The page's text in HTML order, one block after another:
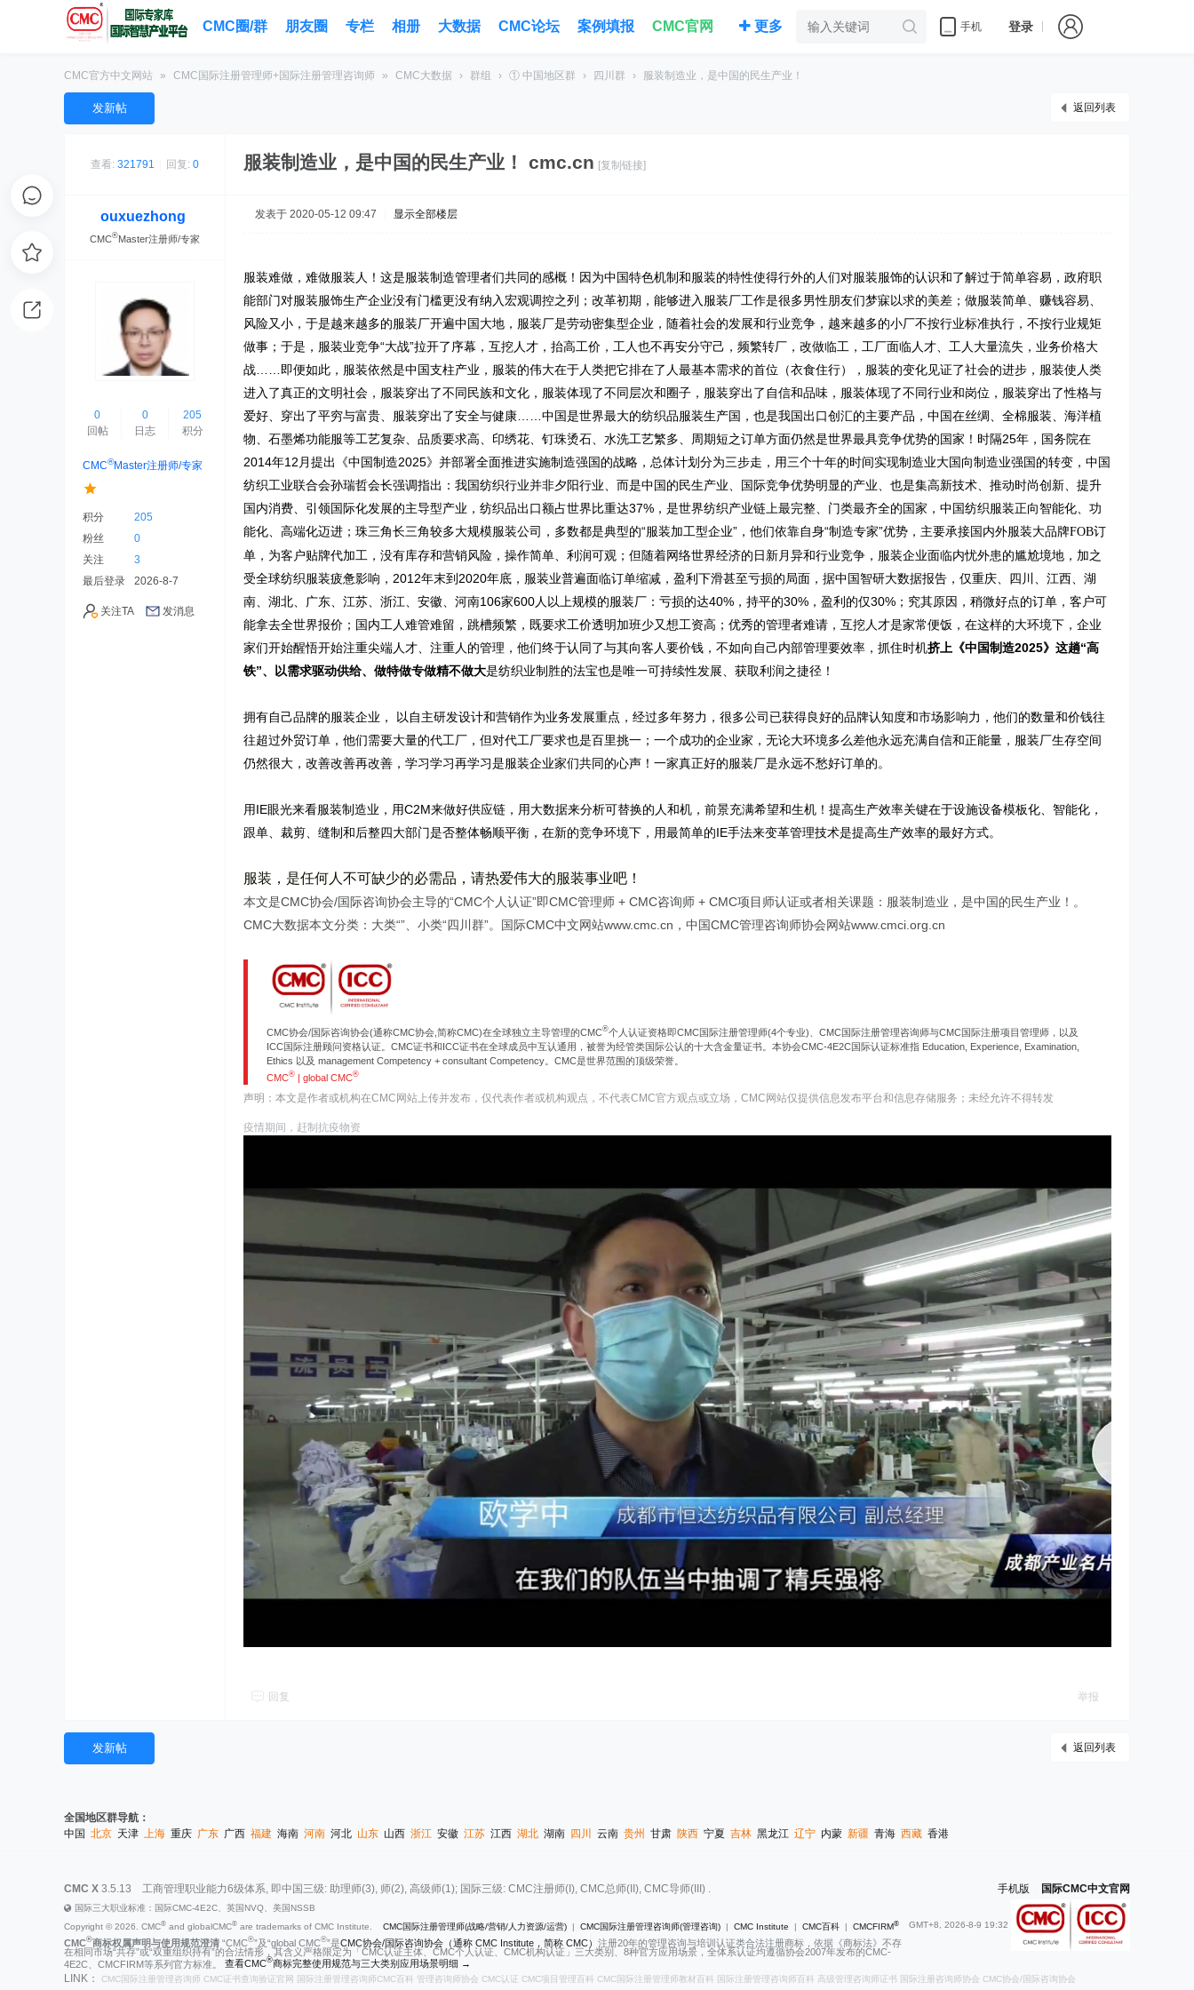
CMC圈/群 朋友圈 专栏 相册 大数据 CMC论坛 案例填报 CMC官网 更多 手机 登录
CMC官方中文网站 » CMC国际注册管理师+国际注册管理咨询师 » CMC大数据 › 群组 › ① 中国地区群 › 四川群 › 服装制造业，是中国的民生产业！
返回列表
发新帖
查看: 321791 回复: 0 服装制造业，是中国的民生产业！ cmc.cn [复制链接]
ouxuezhong
CMC®Master注册师/专家
0
回帖
0
日志
205
积分
CMC®Master注册师/专家
积分
205
粉丝
0
关注
3
最后登录
2026-8-7
关注TA 发消息
发表于 2020-05-12 09:47 显示全部楼层
服装难做，难做服装人！这是服装制造管理者们共同的感概！因为中国特色机制和服装的特性使得行外的人们对服装服饰的认识和了解过于简单容易，政府职
能部门对服装服饰生产企业没有门槛更没有纳入宏观调控之列；改革初期，能够进入服装厂工作是很多男性朋友们梦寐以求的美差；做服装简单、赚钱容易、
风险又小，于是越来越多的服装厂开遍中国大地，服装厂是劳动密集型企业，随着社会的发展和行业竞争，越来越多的小厂不按行业标准执行，不按行业规矩
做事；于是，服装业竞争“大战”拉开了序幕，互挖人才，抬高工价，工人也不再安分守己，频繁转厂，改做临工，工厂面临人才、工人大量流失，业务价格大
战……即便如此，服装依然是中国支柱产业， 服装的伟大在于人类把它排在了人最基本需求的首位（衣食住行），服装的变化见证了社会的进步，服装使人类
进入了真正的文明社会，服装穿出了不同民族和文化，服装体现了不同层次和圈子，服装穿出了自信和品味，服装体现了不同行业和岗位，服装穿出了性格与
爱好、穿出了平穷与富贵、服装穿出了安全与健康……中国是世界最大的纺织品服装生产国，也是我国出口创汇的主要产品，中国在丝绸、全棉服装、海洋植
物、石墨烯功能服等工艺复杂、品质要求高、印绣花、钉珠烫石、水洗工艺繁多、周期短之订单方面仍然是世界最具竞争优势的国家！时隔25年，国务院在
2014年12 月提出《中国制造2025》并部署全面推进实施制造强国的战略，总体计划分为三步走，用三个十年的时间实现制造业大国向制造业强国的转变，中国
纺织工业联合会孙瑞哲会长强调指出：我国纺织行业并非夕阳行业、而是中国的民生产业、国际竞争优势明显的产业、也是集高新技术、推动时尚创新、提升
国内消费、引领国际化发展的主导型产业，纺织品出口额占世界比重达37% ，是世界纺织产业链上最完整、门类最齐全的国家，中国纺织服装正向智能化、功
能化、高端化迈进；珠三角长三角较多大规模服装公司，多数都是典型的“服装加工型企业”，他们依靠自身“制造专家”优势，主要承接国内外服装大品牌FOB订
单，为客户贴牌代加工，没有库存和营销风险，操作简单、利润可观；但随着网络世界经济的日新月异和行业竞争，服装企业面临内忧外患的尴尬境地，加之
受全球纺织服装疲惫影响， 2012年末到 2020年底，服装业普遍面临订单缩减，盈利下滑甚至亏损的局面，据中国智研大数据报告，仅重庆、四川、江西、湖
南、湖北、广东、江苏、浙江、安徽、河南106家600人以上规模的服装厂：亏损的达40% ，持平的30% ，盈利的仅30% ；究其原因，稍微好点的订单，客户可
能拿去全世界报价；国内工人难管难留，跳槽频繁，既要求工价透明加班少又想工资高；优秀的管理者难请，互挖人才是家常便饭，在这样的大环境下，企业
家们开始醒悟开始注重尖端人才、注重人的管理，他们终于认同了与其向客人要价钱，不如向自己内部管理要效率，抓住时机挤上《中国制造2025》这趟“高
铁”、以需求驱动供给、做特做专做精不做大是纺织业制胜的法宝也是唯一可持续性发展、获取利润之捷径！
拥有自己品牌的服装企业， 以自主研发设计和营销作为业务发展重点，经过多年努力，很多公司已获得良好的品牌认知度和市场影响力，他们的数量和价钱往
往超过外贸订单，他们需要大量的代工厂，但对代工厂要求也是百里挑一；一个成功的企业家，无论大环境多么差他永远充满自信和正能量，服装厂生存空间
仍然很大，改善改善再改善，学习学习再学习是服装企业家们共同的心声！一家真正好的服装厂是永远不愁好订单的。
用IE眼光来看服装制造业，用C2M来做好供应链，用大数据来分析可替换的人和机，前景充满希望和生机！提高生产效率关键在于设施设备模板化、智能化，
跟单、裁剪、缝制和后整四大部门是否整体畅顺平衡，在新的竞争环境下，用最简单的IE手法来变革管理技术是提高生产效率的最好方式。
服装，是任何人不可缺少的必需品，请热爱伟大的服装事业吧！
本文是CMC协会/国际咨询协会主导的“CMC个人认证”即CMC管理师 + CMC咨询师 + CMC项目师认证或者相关课题：服装制造业，是中国的民生产业！。
CMC大数据本文分类：大类“”、小类“四川群”。国际CMC中文网站www.cmc.cn，中国CMC管理咨询师协会网站www.cmci.org.cn
CMC协会/国际咨询协会(通称CMC协会,简称CMC)在全球独立主导管理的CMC®个人认证资格即CMC国际注册管理师(4个专业)、CMC国际注册管理咨询师与CMC国际注册项目管理师，以及
ICC国际注册顾问资格认证。CMC证书和ICC证书在全球成员中互认通用，被誉为经管类国际公认的十大含金量证书。本协会CMC-4E2C国际认证标准指 Education, Experience, Examination,
Ethics 以及 management Competency + consultant Competency。CMC是世界范围的顶级荣誉。
CMC® | global CMC®
声明：本文是作者或机构在CMC网站上传并发布，仅代表作者或机构观点，不代表CMC官方观点或立场，CMC网站仅提供信息发布平台和信息存储服务；未经允许不得转发
疫情期间，赶制抗疫物资
回复 举报
返回列表
发新帖
全国地区群导航：
中国 北京 天津 上海 重庆 广东 广西 福建 海南 河南 河北 山东 山西 浙江 安徽 江苏 江西 湖北 湖南 四川 云南 贵州 甘肃 陕西 宁夏 吉林 黑龙江 辽宁 内蒙 新疆 青海 西藏 香港
手机版 国际CMC中文官网
GMT+8, 2026-8-9 19:32
CMC X 3.5.13 工商管理职业能力6级体系, 即中国三级: 助理师(3), 师(2), 高级师(1); 国际三级: CMC注册师(I), CMC总师(II), CMC导师(III) .
国际三大职业标准：国际CMC-4E2C、英国NVQ、美国NSSB
Copyright © 2026. CMC® and globalCMC® are trademarks of CMC Institute. CMC国际注册管理师(战略/营销/人力资源/运营) | CMC国际注册管理咨询师(管理咨询) | CMC Institute | CMC百科 | CMCFIRM®
CMC®商标权属声明与使用规范澄清 “CMC®”及“global CMC®”是CMC协会/国际咨询协会（通称 CMC Institute，简称 CMC） 注册20年的管理咨询与培训认证类合法注册商标，依据《商标法》不存
在相同市场“共存”或“双重组织持有”的合法情形，其含义严格限定为「CMC认证主体、CMC个人认证、CMC机构认证」三大类别、8种官方应用场景，全体系认证均遵循协会2007年发布的CMC-
4E2C、CMCFIRM等系列官方标准。 查看CMC®商标完整使用规范与三大类别应用场景明细 →
LINK： CMC国际注册管理咨询师 CMC证书查询验证官网 国际注册管理咨询师CMC百科 管理咨询师协会 CMC认证 CMC项目管理百科 CMC国际注册管理师教材百科 国际注册管理咨询师百科 高级管理咨询师证书 国际注册咨询师协会 CMC协会/国际咨询协会